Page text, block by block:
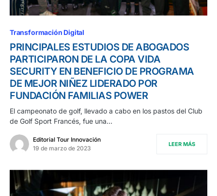
Transformación Digital
PRINCIPALES ESTUDIOS DE ABOGADOS
PARTICIPARON DE LA COPA VIDA
SECURITY EN BENEFICIO DE PROGRAMA
DE MEJOR NIÑEZ LIDERADO POR
FUNDACIÓN FAMILIAS POWER
El campeonato de golf, llevado a cabo en los pastos del Club
de Golf Sport Francés, fue una…
Editorial Tour Innovación
19 de marzo de 2023
LEER MÁS